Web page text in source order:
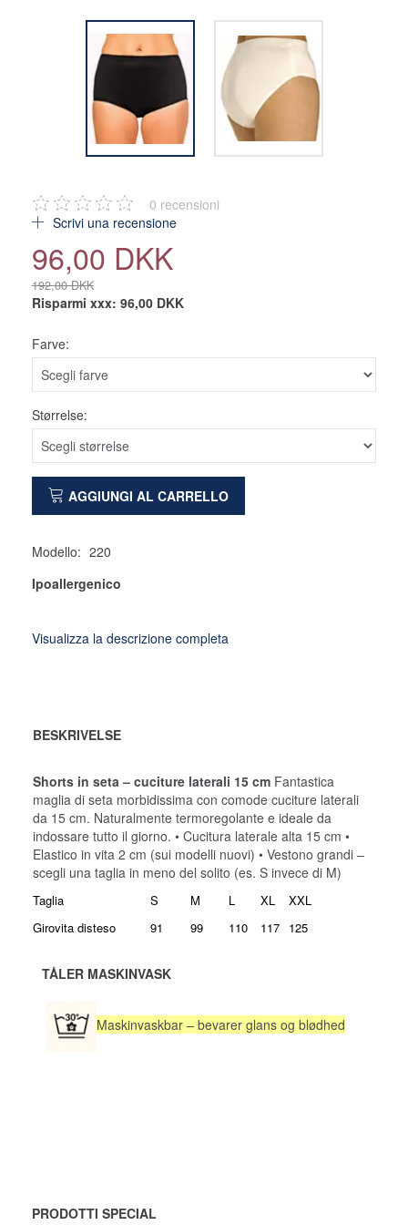
0 recensioni
Scrivi una recensione
96,00 DKK
192,00 DKK
Risparmi xxx: 96,00 DKK
Farve:
Størrelse:
AGGIUNGI AL CARRELLO
Modello: 220
Ipoallergenico
Visualizza la descrizione completa
BESKRIVELSE
Shorts in seta – cuciture laterali 15 cm Fantastica
maglia di seta morbidissima con comode cuciture laterali
da 15 cm. Naturalmente termoregolante e ideale da
indossare tutto il giorno. • Cucitura laterale alta 15 cm •
Elastico in vita 2 cm (sui modelli nuovi) • Vestono grandi –
scegli una taglia in meno del solito (es. S invece di M)
Taglia S M L XL
XXL
Girovita disteso
91 99 110 117 125
TÅLER MASKINVASK
Maskinvaskbar – bevarer glans og blødhed
PRODOTTI SPECIAL